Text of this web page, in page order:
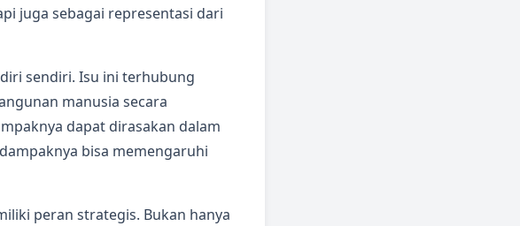
juga sebagai representasi dari
sendiri. Isu ini terhubung
manusia secara
dapat dirasakan dalam
bisa memengaruhi
peran strategis. Bukan hanya